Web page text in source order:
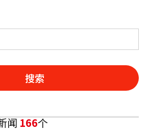
搜索
闻166个